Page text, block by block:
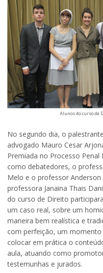
Alunos do curso de
No segundo dia, o
advogado Mauro Cesar
Premiada no Processo Penal
como debatedores, o
Melo e o professor
professora Janaina Thais
do curso de Direito
um caso real, sobre um
maneira bem realística e
com perfeição, um
colocar em prática o
aula, atuando como
testemunhas e jurados.